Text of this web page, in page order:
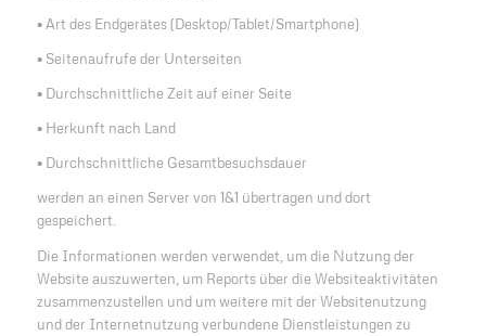
• Art des Endgerätes (Desktop/Tablet/Smartphone)
• Seitenaufrufe der Unterseiten
• Durchschnittliche Zeit auf einer Seite
• Herkunft nach Land
• Durchschnittliche Gesamtbesuchsdauer
werden an einen Server von 1&1 übertragen und dort
gespeichert.
Die Informationen werden verwendet, um die Nutzung der
Website auszuwerten, um Reports über die Websiteaktivitäten
zusammenzustellen und um weitere mit der Websitenutzung
und der Internetnutzung verbundene Dienstleistungen zu